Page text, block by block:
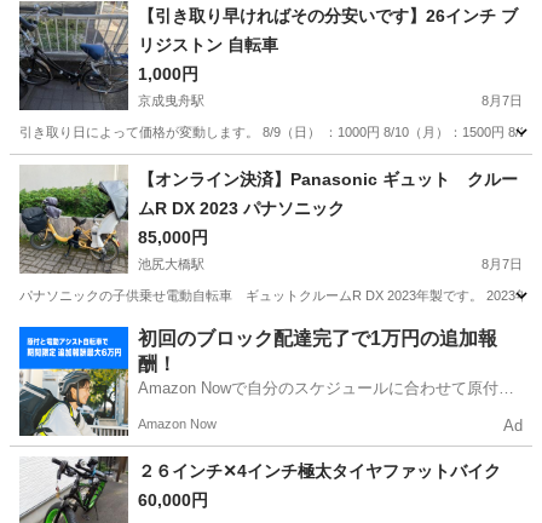
【引き取り早ければその分安いです】26インチ ブ
リジストン 自転車
1,000円
京成曳舟駅 8月7日
引き取り日によって価格が変動します。 8/9（日） ：1000円 8/10（月）：1500円 8/
東京 墨田区 京成曳舟駅 その他
【オンライン決済】Panasonic ギュット クルー
ムR DX 2023 パナソニック
85,000円
池尻大橋駅 8月7日
パナソニックの子供乗せ電動自転車 ギュットクルームR DX 2023年製です。 2023年
池尻大橋駅 電動アシスト自転車
初回のブロック配達完了で1万円の追加報
酬！
Amazon Nowで自分のスケジュールに合わせて原付や
う！
Amazon Now Ad
２６インチ✕4インチ極太タイヤファットバイク
60,000円